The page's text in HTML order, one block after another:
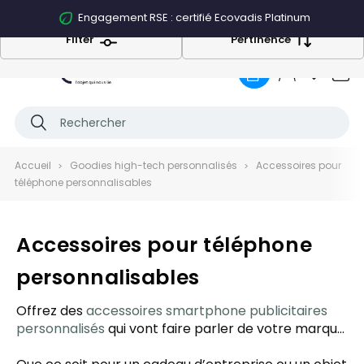
Engagement RSE : certifié Ecovadis Platinum
0
Accueil Goodies high-tech personnalisés
Accessoires pour
téléphone personnalisables
Accessoires pour téléphone
personnalisables
Offrez desaccessoires smartphone publicitaires
personnalisés qui vont faire parler de votre marque
Filter Pertinence